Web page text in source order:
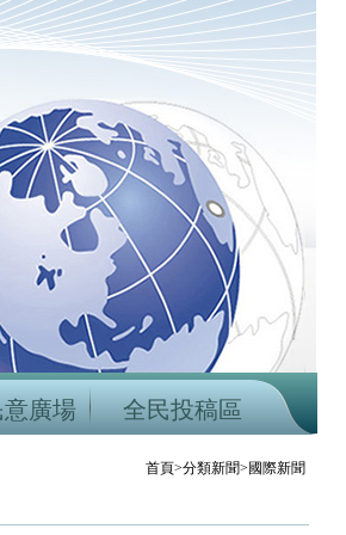
廣場 全民投稿區
首頁>分類新聞>國際新聞